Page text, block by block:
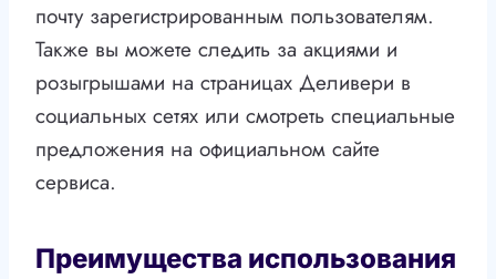
почту зарегистрированным пользователям.
Также вы можете следить за акциями и
розыгрышами на страницах Деливери в
социальных сетях или смотреть специальные
предложения на официальном сайте
сервиса.
Преимущества использования